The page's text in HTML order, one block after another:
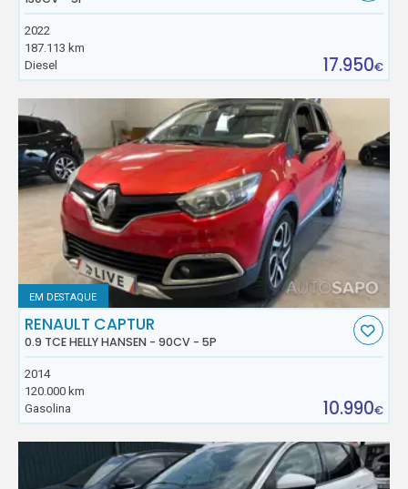
2022
187.113 km
Diesel
17.950€
EM DESTAQUE
RENAULT CAPTUR
0.9 TCE HELLY HANSEN - 90CV - 5P
2014
120.000 km
Gasolina
10.990€